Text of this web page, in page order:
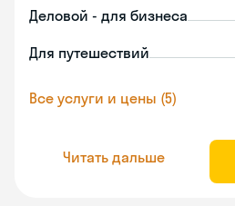
Деловой - для бизнеса
Для путешествий
Все услуги и цены (5)
Читать дальше